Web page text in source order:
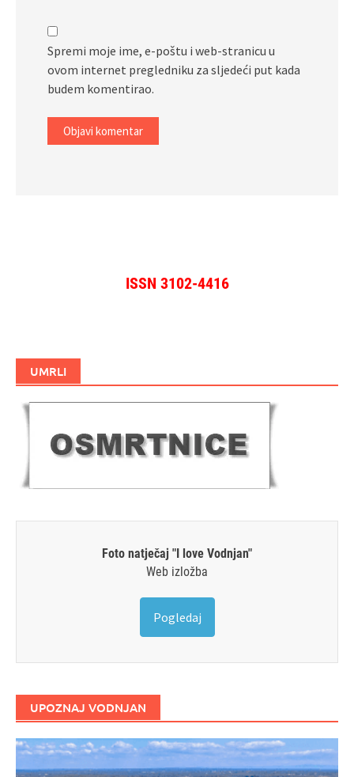
Spremi moje ime, e-poštu i web-stranicu u
ovom internet pregledniku za sljedeći put kada
budem komentirao.
ISSN 3102-4416
UMRLI
Foto natječaj "I love Vodnjan"
Web izložba
Pogledaj
UPOZNAJ VODNJAN